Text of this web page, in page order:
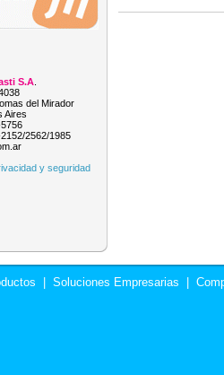
S.A
del Mirador
Aires
2562/1985
y seguridad
Soluciones Empresarias